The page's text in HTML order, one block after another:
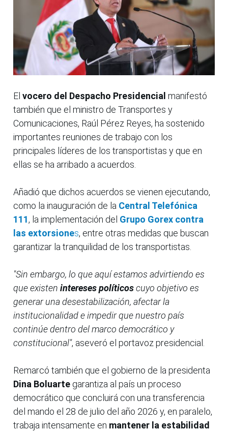
El vocero del Despacho Presidencial manifestó
también que el ministro de Transportes y
Comunicaciones, Raúl Pérez Reyes, ha sostenido
importantes reuniones de trabajo con los
principales líderes de los transportistas y que en
ellas se ha arribado a acuerdos.
Añadió que dichos acuerdos se vienen ejecutando,
como la inauguración de la Central Telefónica
111, la implementación del Grupo Gorex contra
las extorsiones, entre otras medidas que buscan
garantizar la tranquilidad de los transportistas.
"Sin embargo, lo que aquí estamos advirtiendo es
que existen intereses políticoscuyo objetivo es
generar una desestabilización, afectar la
institucionalidad e impedir que nuestro país
continúe dentro del marco democrático y
constitucional", aseveró el portavoz presidencial.
Remarcó también que el gobierno de la presidenta
Dina Boluarte garantiza al país un proceso
democrático que concluirá con una transferencia
del mando el 28 de julio del año 2026 y, en paralelo,
trabaja intensamente en mantener la estabilidad